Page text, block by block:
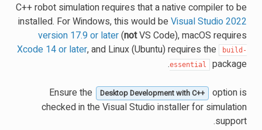
C++ robot simulation requires that a native compiler to be
installed. For Windows, this would beVisual Studio 2022
version 17.9 or later(notVS Code), macOS requires
Xcode 14 or later, and Linux (Ubuntu) requires the
build-
essential
package.
Ensure the Desktop Development with C++
option is
checked in the Visual Studio installer for simulation
support.